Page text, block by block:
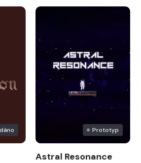
Prototyp
Astral Resonance